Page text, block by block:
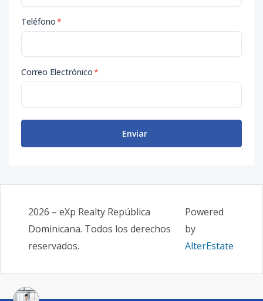
Teléfono*
Correo Electrónico*
Enviar
2026 – eXp Realty República
Dominicana. Todos los derechos
reservados.
Powered
by
AlterEstate